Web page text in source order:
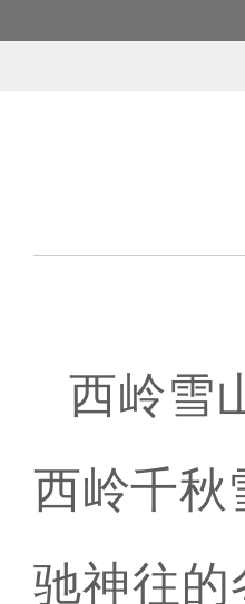
西岭雪
西岭千秋
驰神往的